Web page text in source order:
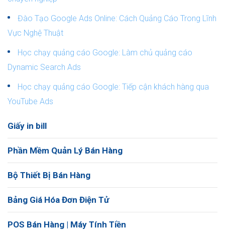
Đào Tạo Google Ads Online: Cách Quảng Cáo Trong Lĩnh
Vực Nghệ Thuật
Học chạy quảng cáo Google: Làm chủ quảng cáo
Dynamic Search Ads
Học chạy quảng cáo Google: Tiếp cận khách hàng qua
YouTube Ads
Giấy in bill
Phần Mềm Quản Lý Bán Hàng
Bộ Thiết Bị Bán Hàng
Bảng Giá Hóa Đơn Điện Tử
POS Bán Hàng | Máy Tính Tiền